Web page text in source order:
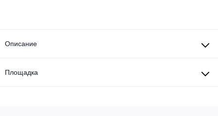
Описание
Площадка